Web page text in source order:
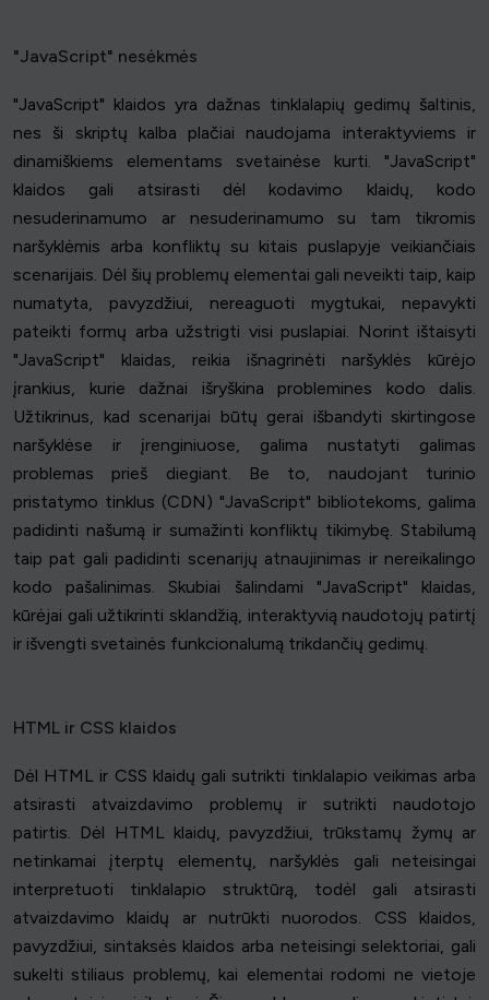
"JavaScript" nesėkmės
"JavaScript" klaidos yra dažnas tinklalapių gedimų šaltinis,
nes ši skriptų kalba plačiai naudojama interaktyviems ir
dinamiškiems elementams svetainėse kurti. "JavaScript"
klaidos gali atsirasti dėl kodavimo klaidų, kodo
nesuderinamumo ar nesuderinamumo su tam tikromis
naršyklėmis arba konfliktų su kitais puslapyje veikiančiais
scenarijais. Dėl šių problemų elementai gali neveikti taip, kaip
numatyta, pavyzdžiui, nereaguoti mygtukai, nepavykti
pateikti formų arba užstrigti visi puslapiai. Norint ištaisyti
"JavaScript" klaidas, reikia išnagrinėti naršyklės kūrėjo
įrankius, kurie dažnai išryškina problemines kodo dalis.
Užtikrinus, kad scenarijai būtų gerai išbandyti skirtingose
naršyklėse ir įrenginiuose, galima nustatyti galimas
problemas prieš diegiant. Be to, naudojant turinio
pristatymo tinklus (CDN) "JavaScript" bibliotekoms, galima
padidinti našumą ir sumažinti konfliktų tikimybę. Stabilumą
taip pat gali padidinti scenarijų atnaujinimas ir nereikalingo
kodo pašalinimas. Skubiai šalindami "JavaScript" klaidas,
kūrėjai gali užtikrinti sklandžią, interaktyvią naudotojų patirtį
ir išvengti svetainės funkcionalumą trikdančių gedimų.
HTML ir CSS klaidos
Dėl HTML ir CSS klaidų gali sutrikti tinklalapio veikimas arba
atsirasti atvaizdavimo problemų ir sutrikti naudotojo
patirtis. Dėl HTML klaidų, pavyzdžiui, trūkstamų žymų ar
netinkamai įterptų elementų, naršyklės gali neteisingai
interpretuoti tinklalapio struktūrą, todėl gali atsirasti
atvaizdavimo klaidų ar nutrūkti nuorodos. CSS klaidos,
pavyzdžiui, sintaksės klaidos arba neteisingi selektoriai, gali
sukelti stiliaus problemų, kai elementai rodomi ne vietoje